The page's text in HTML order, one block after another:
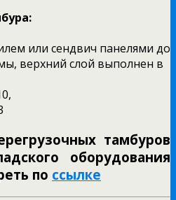
или сендвич панелями до
верхний слой выполнен в
тамбуров
оборудования
по ссылке